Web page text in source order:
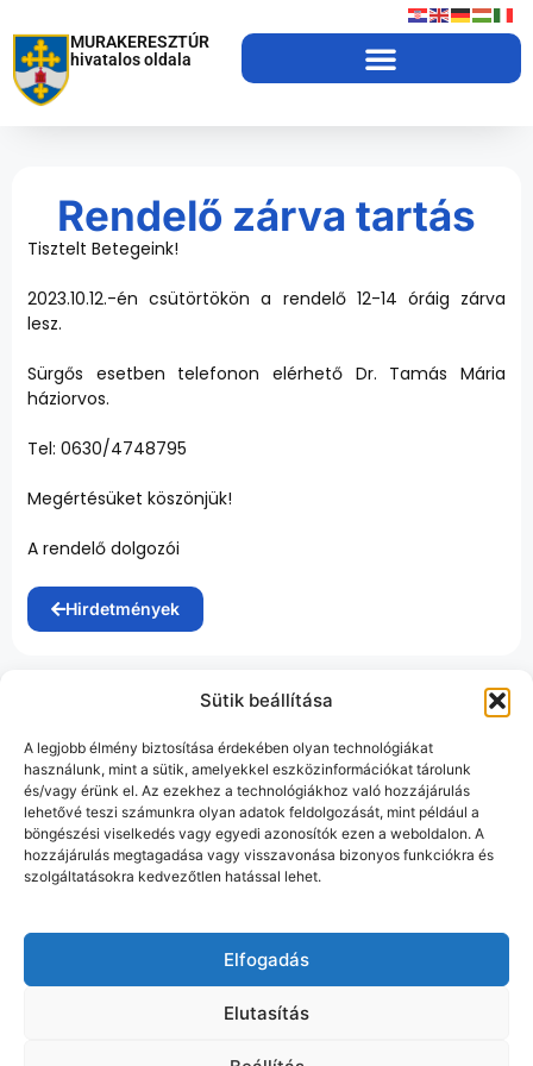
Sütik beállítása
A legjobb élmény biztosítása érdekében olyan technológiákat
használunk, mint a sütik, amelyekkel eszközinformációkat tárolunk
és/vagy érünk el. Az ezekhez a technológiákhoz való hozzájárulás
lehetővé teszi számunkra olyan adatok feldolgozását, mint például a
böngészési viselkedés vagy egyedi azonosítók ezen a weboldalon. A
hozzájárulás megtagadása vagy visszavonása bizonyos funkciókra és
szolgáltatásokra kedvezőtlen hatással lehet.
Elfogadás
Elutasítás
MURAKERESZTÚR
hivatalos oldala
Rendelő zárva tartás
Tisztelt Betegeink!
2023.10.12.-én csütörtökön a rendelő 12-14 óráig zárva
lesz.
Sürgős esetben telefonon elérhető Dr. Tamás Mária
háziorvos.
Tel: 0630/4748795
Megértésüket köszönjük!
A rendelő dolgozói
Hirdetmények